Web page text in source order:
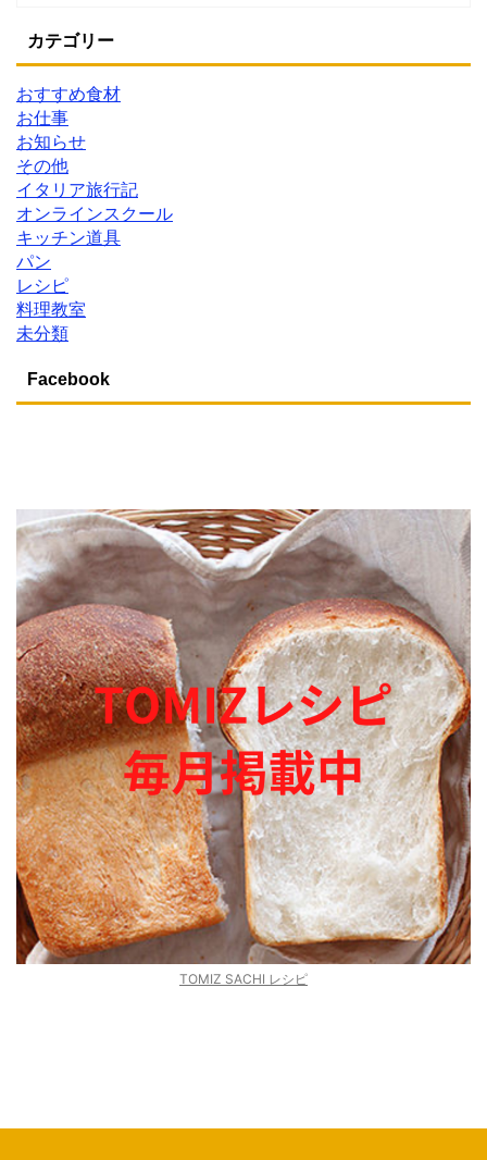
カテゴリー
おすすめ食材
お仕事
お知らせ
その他
イタリア旅行記
オンラインスクール
キッチン道具
パン
レシピ
料理教室
未分類
Facebook
TOMIZ SACHI レシピ